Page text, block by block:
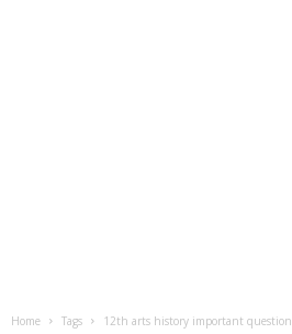
Home Tags 12th arts history important question